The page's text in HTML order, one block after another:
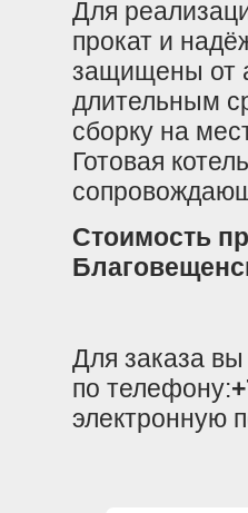
Для
прокат и
защищены от
длительным
сборку на
Готовая
Стоимость
Для заказа
по телефону:
электронную